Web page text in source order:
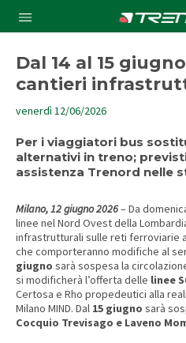
Dal 14 al 15
cantieri
venerdì 12/06/2026
Per i viaggiatori bus
alternativi in treno;
assistenza Trenord nelle
Milano, 12 giugno 2026– Da
linee nel Nord Ovest della
infrastrutturali sulle reti ferroviarie a
che comporteranno modifiche al
giugno sarà sospesa la
si modificherà l’offerta delle linee
Certosa e Rho propedeutici alla
Milano MIND. Dal 15 giugno sarà
Cocquio Trevisago e Laveno